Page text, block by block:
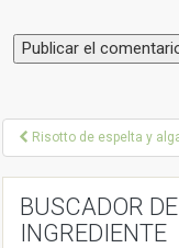
P
o
Risotto de espelta y
BUSCADOR
INGREDIENTE